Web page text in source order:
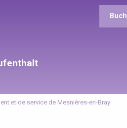
et de service de Mesnières-en-Bray